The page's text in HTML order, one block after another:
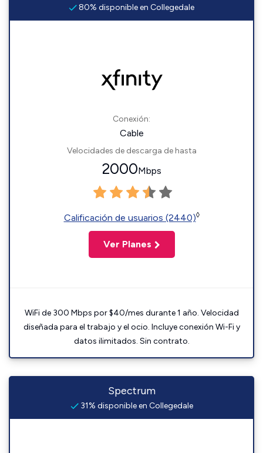
80% disponible en Collegedale
Conexión:
Cable
Velocidades de descarga de hasta
2000Mbps
Calificación de usuarios (2440)◊
Ver Planes
WiFi de 300 Mbps por $40/mes durante 1 año. Velocidad
diseñada para el trabajo y el ocio. Incluye conexión Wi-Fi y
datos ilimitados. Sin contrato.
Spectrum
31% disponible en Collegedale